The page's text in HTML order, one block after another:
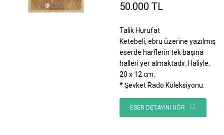
50.000 TL
Talik Hurufat
Ketebeli, ebru üzerine yazılmış
eserde harflerin tek başına
halleri yer almaktadır. Haliyle.
20 x 12 cm.
* Şevket Rado Koleksiyonu.
ESER DETAYINI GÖR